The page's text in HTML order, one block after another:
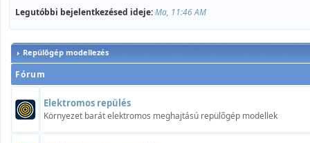
Legutóbbi bejelentkezésed ideje:Ma, 11:46 AM
Repülõgép modellezés
Fórum
Elektromos repülés
Környezet barát elektromos meghajtású repülõgép modellek